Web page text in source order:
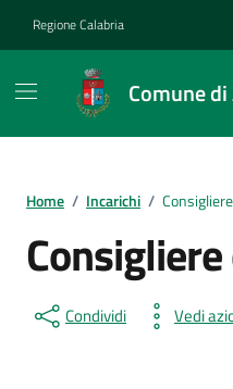
Regione Calabria
Comune
Home / Incarichi /
Condividi Vedi